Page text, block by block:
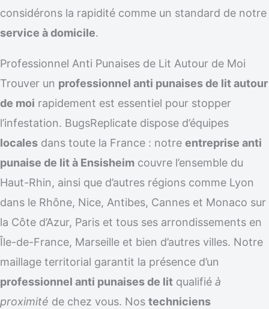
considérons la rapidité comme un standard de notre
service à domicile.
Professionnel Anti Punaises de Lit Autour de Moi
Trouver un professionnel anti punaises de lit autour
de moi rapidement est essentiel pour stopper
l’infestation. BugsReplicate dispose d’équipes
locales dans toute la France : notre entreprise anti
punaise de lit à Ensisheim couvre l’ensemble du
Haut-Rhin, ainsi que d’autres régions comme Lyon
dans le Rhône, Nice, Antibes, Cannes et Monaco sur
la Côte d’Azur, Paris et tous ses arrondissements en
Île-de-France, Marseille et bien d’autres villes. Notre
maillage territorial garantit la présence d’un
professionnel anti punaises de lit qualifié à
proximité de chez vous. Nos techniciens